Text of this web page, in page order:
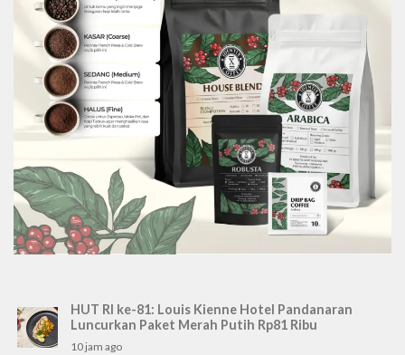
HUT RI ke-81: Louis Kienne Hotel Pandanaran
Luncurkan Paket Merah Putih Rp81 Ribu
10 jam ago